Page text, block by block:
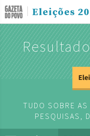
Eleições
TUDO SOBRE
PESQUISAS,